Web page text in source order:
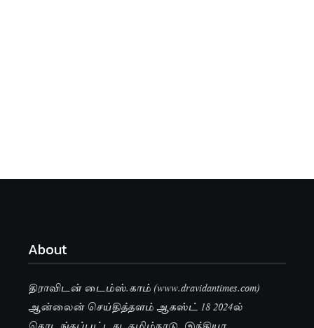
About
திராவிடன் டைம்ஸ்.காம் (www.dravidantimes.com)
ஆன்லைன் செய்தித்தளம் ஆகஸ்ட் 18 2024ல்